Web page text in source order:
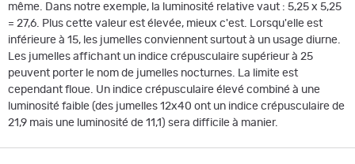
même. Dans notre exemple, la luminosité relative vaut : 5,25 x 5,25
= 27,6. Plus cette valeur est élevée, mieux c'est. Lorsqu'elle est
inférieure à 15, les jumelles conviennent surtout à un usage diurne.
Les jumelles affichant un indice crépusculaire supérieur à 25
peuvent porter le nom de jumelles nocturnes. La limite est
cependant floue. Un indice crépusculaire élevé combiné à une
luminosité faible (des jumelles 12x40 ont un indice crépusculaire de
21,9 mais une luminosité de 11,1) sera difficile à manier.